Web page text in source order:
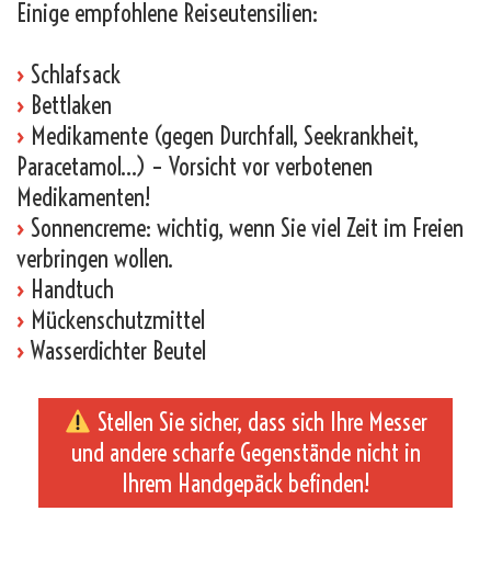
Einige empfohlene Reiseutensilien:
› Schlafsack
› Bettlaken
› Medikamente (gegen Durchfall, Seekrankheit,
Paracetamol…) – Vorsicht vor verbotenen
Medikamenten!
› Sonnencreme: wichtig, wenn Sie viel Zeit im Freien
verbringen wollen.
› Handtuch
› Mückenschutzmittel
› Wasserdichter Beutel
Stellen Sie sicher, dass sich Ihre Messer
und andere scharfe Gegenstände nicht in
Ihrem Handgepäck befinden!